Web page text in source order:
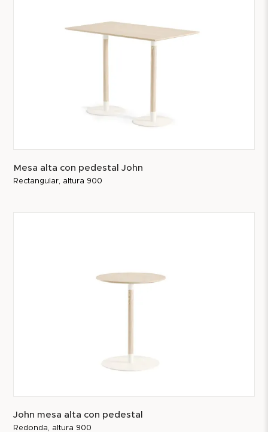
Mesa alta con pedestal John
Rectangular, altura 900
John mesa alta con pedestal
Redonda, altura 900